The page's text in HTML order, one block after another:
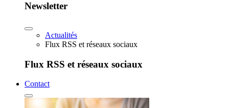
Newsletter
Actualités
Flux RSS et réseaux sociaux
Flux RSS et réseaux sociaux
Contact